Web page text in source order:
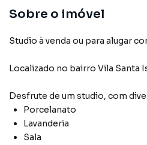
Armário no Quarto
Porcelanato
Armário Banheiro
Sobre o imóvel
Studio à venda ou para alugar
Localizado no bairro Vila Santa
Desfrute de um studio, com
Porcelanato
Lavanderia
Sala